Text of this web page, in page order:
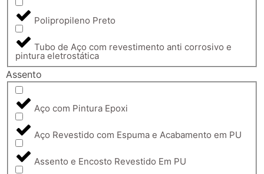
Polipropileno Preto
Tubo de Aço com revestimento anti corrosivo e
pintura eletrostática
Assento
Aço com Pintura Epoxi
Aço Revestido com Espuma e Acabamento em PU
Assento e Encosto Revestido Em PU